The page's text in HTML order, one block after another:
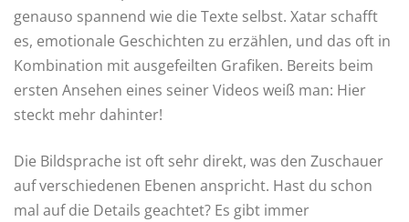
genauso spannend wie die Texte selbst. Xatar schafft
es, emotionale Geschichten zu erzählen, und das oft in
Kombination mit ausgefeilten Grafiken. Bereits beim
ersten Ansehen eines seiner Videos weiß man: Hier
steckt mehr dahinter!
Die Bildsprache ist oft sehr direkt, was den Zuschauer
auf verschiedenen Ebenen anspricht. Hast du schon
mal auf die Details geachtet? Es gibt immer